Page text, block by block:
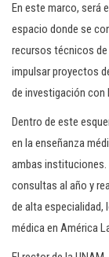
En este marco, será
espacio donde se
recursos técnicos
impulsar proyectos
de investigación
Dentro de este
en la enseñanza
ambas instituciones.
consultas al año y
de alta especialidad,
médica en América